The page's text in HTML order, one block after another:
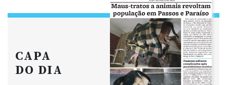
CAPA
DO DIA